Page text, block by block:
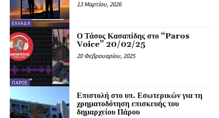
ΕΛΛΆΔΑ
13 Μαρτίου, 2026
ΠΆΡΟΣ
Ο Τάσος Κασαπίδης στο “Paros
Voice” 20/02/25
20 Φεβρουαρίου, 2025
Επιστολή στο υπ. Εσωτερικών για τη
χρηματοδότηση επισκευής του
δημαρχείου Πάρου